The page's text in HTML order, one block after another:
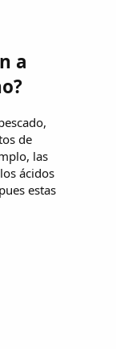
a
de
las
ácidos
estas